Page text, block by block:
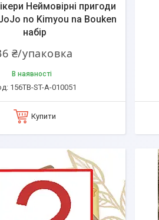
Неймовірні пригоди
no Kimyou na Bouken
набір
₴/упаковка
В наявності
156TB-ST-A-010051
Купити